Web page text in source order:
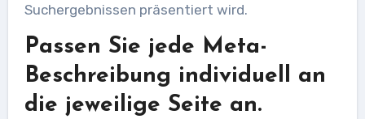
Suchergebnissen präsentiert wird.
Passen Sie jede Meta-
Beschreibung individuell an
die jeweilige Seite an.